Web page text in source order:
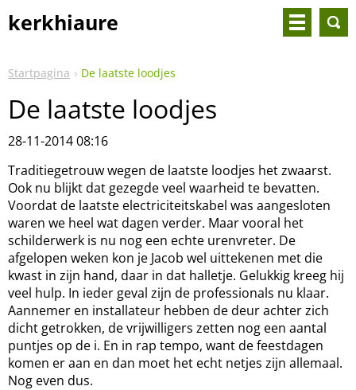
kerkhiaure
Startpagina De laatste loodjes
De laatste loodjes
28-11-2014 08:16
Traditiegetrouw wegen de laatste loodjes het zwaarst.
Ook nu blijkt dat gezegde veel waarheid te bevatten.
Voordat de laatste electriciteitskabel was aangesloten
waren we heel wat dagen verder. Maar vooral het
schilderwerk is nu nog een echte urenvreter. De
afgelopen weken kon je Jacob wel uittekenen met die
kwast in zijn hand, daar in dat halletje. Gelukkig kreeg hij
veel hulp. In ieder geval zijn de professionals nu klaar.
Aannemer en installateur hebben de deur achter zich
dicht getrokken, de vrijwilligers zetten nog een aantal
puntjes op de i. En in rap tempo, want de feestdagen
komen er aan en dan moet het echt netjes zijn allemaal.
Nog even dus.